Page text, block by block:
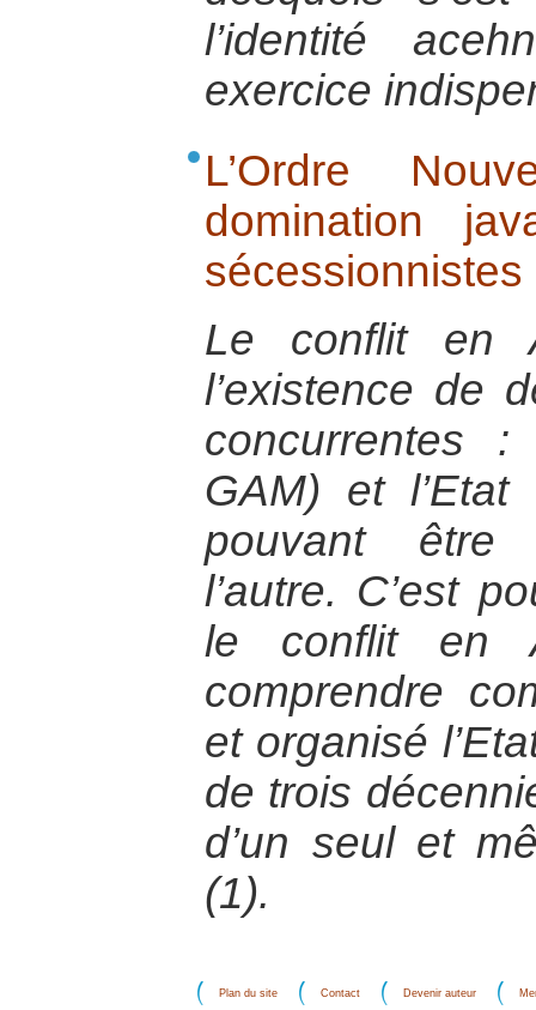
l’identité
exercice
L’Ordre
domination
sécessionnistes
Le conflit en
l’existence de
concurrentes
GAM) et l’Etat
pouvant être
l’autre. C’est
le conflit en
comprendre
et organisé
de trois
d’un seul et
(1).
Plan du site Contact Devenir auteur